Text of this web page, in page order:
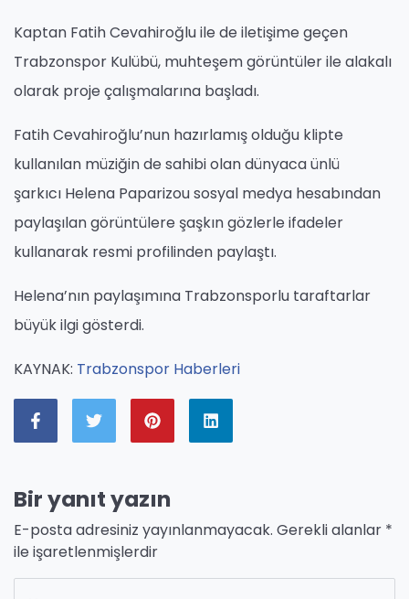
Kaptan Fatih Cevahiroğlu ile de iletişime geçen
Trabzonspor Kulübü, muhteşem görüntüler ile alakalı
olarak proje çalışmalarına başladı.
Fatih Cevahiroğlu’nun hazırlamış olduğu klipte
kullanılan müziğin de sahibi olan dünyaca ünlü
şarkıcı Helena Paparizou sosyal medya hesabından
paylaşılan görüntülere şaşkın gözlerle ifadeler
kullanarak resmi profilinden paylaştı.
Helena’nın paylaşımına Trabzonsporlu taraftarlar
büyük ilgi gösterdi.
KAYNAK: Trabzonspor Haberleri
Bir yanıt yazın
E-posta adresiniz yayınlanmayacak. Gerekli alanlar *
ile işaretlenmişlerdir